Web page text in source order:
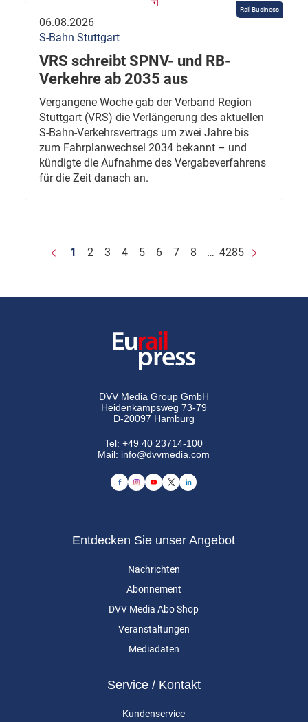
Rail Business
06.08.2026
S-Bahn Stuttgart
VRS schreibt SPNV- und RB-
Verkehre ab 2035 aus
Vergangene Woche gab der Verband Region
Stuttgart (VRS) die Verlängerung des aktuellen
S-Bahn-Verkehrsvertrags um zwei Jahre bis
zum Fahrplanwechsel 2034 bekannt – und
kündigte die Aufnahme des Vergabeverfahrens
für die Zeit danach an.
1 2 3 4 5 6 7 8 … 4285
DVV Media Group GmbH
Heidenkampsweg 73-79
D-20097 Hamburg
Tel:+49 40 23714-100
Mail: info@dvvmedia.com
Entdecken Sie unser Angebot
Nachrichten
Abonnement
DVV Media Abo Shop
Veranstaltungen
Mediadaten
Service / Kontakt
Kundenservice